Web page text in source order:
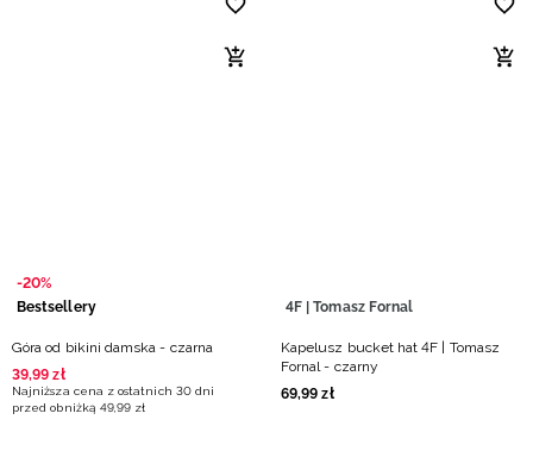
-20%
Bestsellery
Góra od bikini damska - czarna
39,99 zł
Najniższa cena z ostatnich 30 dni
przed obniżką 49,99 zł
4F | Tomasz Fornal
Kapelusz bucket hat 4F | Tomasz
Fornal - czarny
69,99 zł